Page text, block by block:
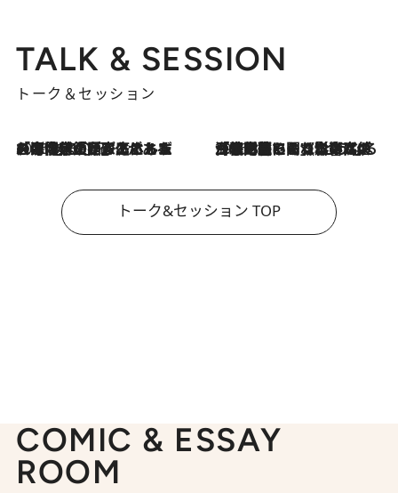
TALK & SESSION
トーク＆セッション
2026.8.3
「今後値上げがあるとすれば…」「リスクがあるのは今年の冬」エネルギー専門家が語る、ホルムズ海峡封鎖が家庭にもたらす“ある心配” 2026.8.3
「住宅建てられない…」「サーチャージ料の高値が続いている」ホルムズ海峡封鎖による影響はいつまで続く？《エネルギー専門家に聞く“どうなる日本の暮らし”》
トーク&セッション TOP
COMIC & ESSAY
ROOM